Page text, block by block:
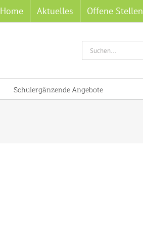
Home Aktuelles Offene Stellen
Suche
nach:
Schulergänzende Angebote